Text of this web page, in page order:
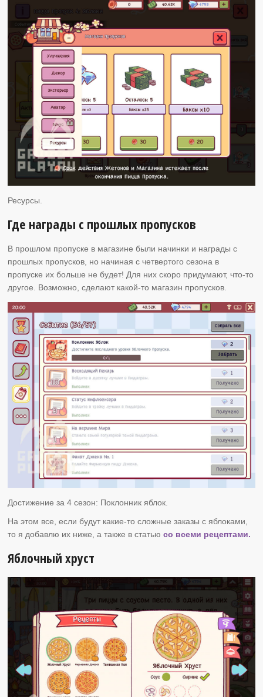
Ресурсы.
Где награды с прошлых пропусков
В прошлом пропуске в магазине были начинки и награды с
прошлых пропусков, но начиная с четвертого сезона в
пропуске их больше не будет! Для них скоро придумают, что-то
другое. Возможно, сделают какой-то магазин пропусков.
Достижение за 4 сезон: Поклонник яблок.
На этом все, если будут какие-то сложные заказы с яблоками,
то я добавлю их ниже, а также в статьюсо всеми рецептами.
Яблочный хруст